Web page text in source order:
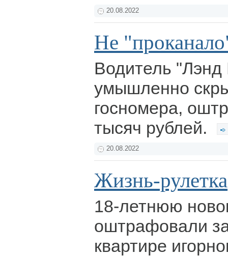
20.08.2022
Не
Водитель "Лэнд
умышленно
госномера,
тысяч рублей.
20.08.2022
Жизнь-рулетка
18-летнюю
оштрафовали
квартире